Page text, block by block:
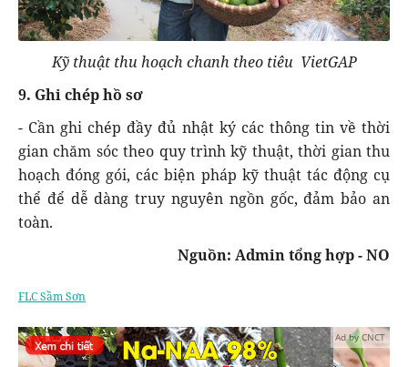
Kỹ thuật thu hoạch chanh theo tiêu VietGAP
9. Ghi chép hồ sơ
- Cần ghi chép đầy đủ nhật ký các thông tin về thời
gian chăm sóc theo quy trình kỹ thuật, thời gian thu
hoạch đóng gói, các biện pháp kỹ thuật tác động cụ
thể để dễ dàng truy nguyên ngồn gốc, đảm bảo an
toàn.
Nguồn: Admin tổng hợp - NO
FLC Sầm Sơn
Ad by CNCT